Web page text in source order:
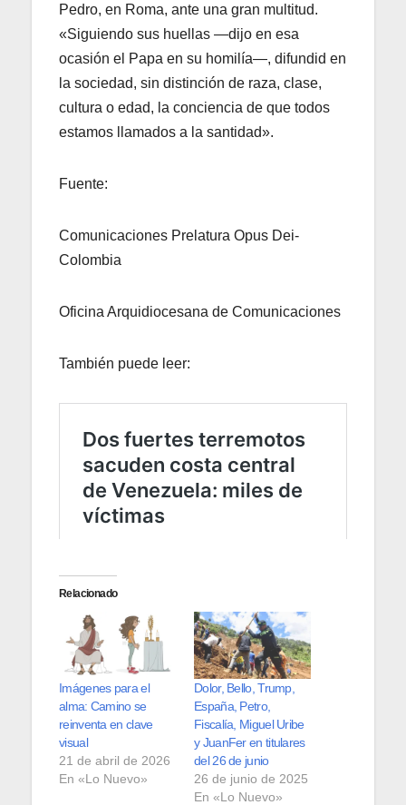
Pedro, en Roma, ante una gran multitud.
«Siguiendo sus huellas —dijo en esa
ocasión el Papa en su homilía—, difundid en
la sociedad, sin distinción de raza, clase,
cultura o edad, la conciencia de que todos
estamos llamados a la santidad».
Fuente:
Comunicaciones Prelatura Opus Dei-
Colombia
Oficina Arquidiocesana de Comunicaciones
También puede leer:
Relacionado
Imágenes para el
alma: Camino se
reinventa en clave
visual
21 de abril de 2026
En «Lo Nuevo»
Dolor, Bello, Trump,
España, Petro,
Fiscalía, Miguel Uribe
y JuanFer en titulares
del 26 de junio
26 de junio de 2025
En «Lo Nuevo»